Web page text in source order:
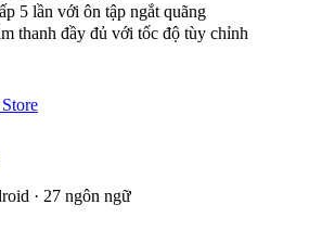
5 lần với ôn tập ngắt quãng
thanh đầy đủ với tốc độ tùy chỉnh
· 27 ngôn ngữ